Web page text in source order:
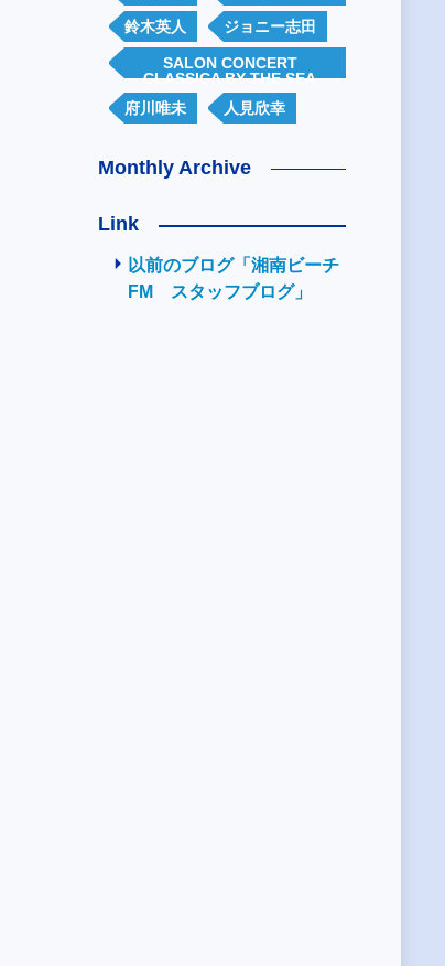
鈴木英人 ジョニー志田
SALON CONCERT
CLASSICA BY THE SEA
府川唯未
人見欣幸
Monthly Archive
Link
以前のブログ「湘南ビーチ
FM スタッフブログ」